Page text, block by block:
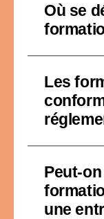
Où se
Les
Peut-
une